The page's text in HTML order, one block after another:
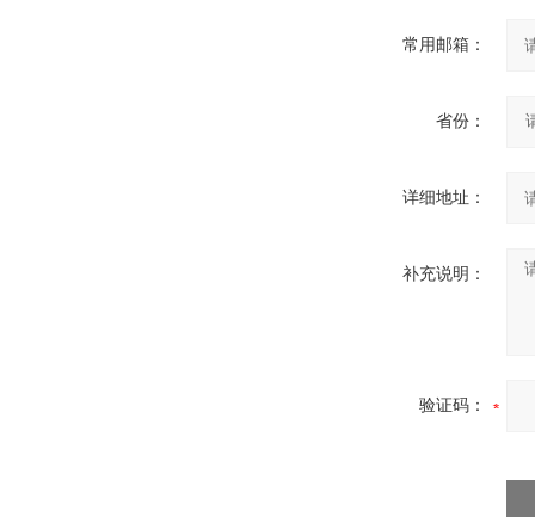
常用邮箱：
省份：
详细地址：
补充说明：
验证码：